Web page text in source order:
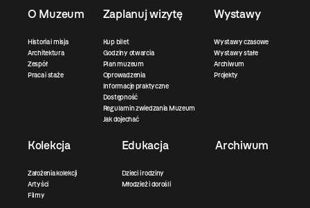
O Muzeum
Historia i misja
Architektura
Zespół
Praca i staże
Zaplanuj wizytę
Kup bilet
Godziny otwarcia
Plan muzeum
Oprowadzenia
Informacje praktyczne
Dostępność
Regulamin zwiedzania Muzeum
Jak dojechać
Wystawy
Wystawy czasowe
Wystawy stałe
Archiwum
Projekty
Kolekcja
Założenia kolekcji
Artyści
Filmy
Edukacja
Dzieci i rodziny
Młodzież i dorośli
Archiwum